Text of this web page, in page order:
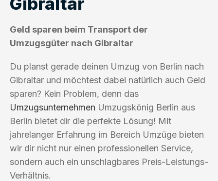
Geld sparen beim Transport der
Umzugsgüter nach Gibraltar
Du planst gerade deinen Umzug von Berlin nach
Gibraltar und möchtest dabei natürlich auch Geld
sparen? Kein Problem, denn das
Umzugsunternehmen Umzugskönig Berlin aus
Berlin bietet dir die perfekte Lösung! Mit
jahrelanger Erfahrung im Bereich Umzüge bieten
wir dir nicht nur einen professionellen Service,
sondern auch ein unschlagbares Preis-Leistungs-
Verhältnis.